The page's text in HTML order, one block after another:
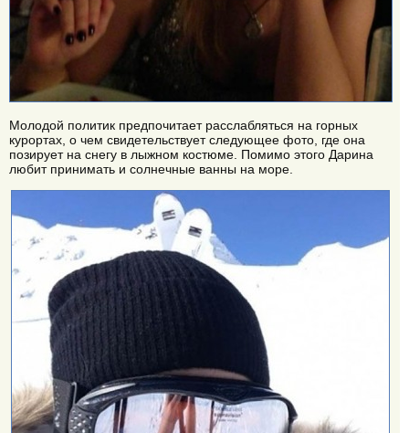
Молодой политик предпочитает расслабляться на горных
курортах, о чем свидетельствует следующее фото, где она
позирует на снегу в лыжном костюме. Помимо этого Дарина
любит принимать и солнечные ванны на море.